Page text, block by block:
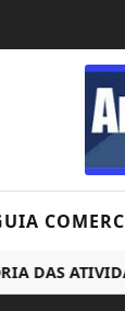
ATIVIDADES